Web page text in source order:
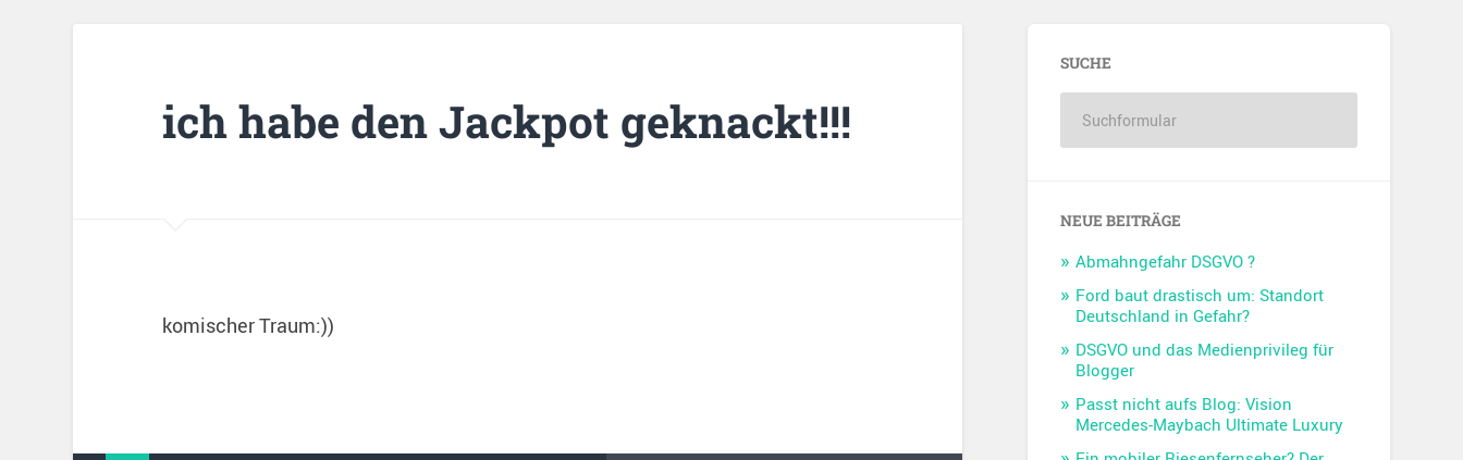
ich habe den Jackpot geknackt!!!
komischer Traum:))
SUCHE
NEUE BEITRÄGE
Abmahngefahr DSGVO ?
Ford baut drastisch um: Standort
Deutschland in Gefahr?
DSGVO und das Medienprivileg für
Blogger
Passt nicht aufs Blog: Vision
Mercedes-Maybach Ultimate Luxury